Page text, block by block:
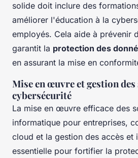
solide doit inclure des
améliorer l'éducation à la
employés. Cela aide à prévenir
garantit la protection des
en assurant la mise en
Mise en œuvre et gestion
cybersécurité
La mise en œuvre efficace des
informatique pour entreprises,
cloud et la gestion des accès et
essentielle pour fortifier la